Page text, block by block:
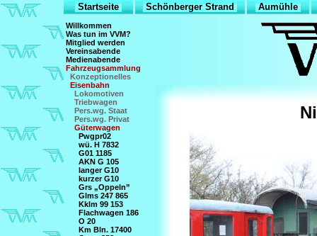
Startseite Schönberger Strand Aumühle
Willkommen
Was tun im VVM?
Mitglied werden
Vereinsabende
Medienabende
Fahrzeugsammlung
Konzeptionelles
Eisenbahn
Lokomotiven
Triebwagen
Pers.wg. Staat
Pers.wg. Privat
Güterwagen
Pwgpr02
wü. H 7832
G01 1185
AKN G 105
langer G10
kurzer G10
Grs „Oppeln”
Glms 247 865
Kklm 99 153
Flachwagen 186
O 20
Km Bln. 17400